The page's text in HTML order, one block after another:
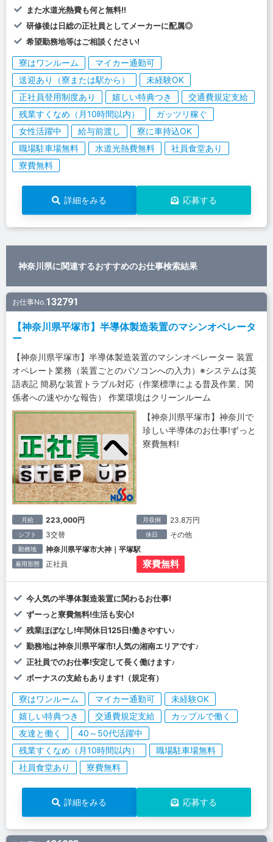
また水道光熱費も何と無料!!
研修後は日総の正社員としてメーカーに配属◎
希望勤務地等はご相談ください!
寮はワンルーム
マイカー通勤可
送迎あり（寮または駅から）
未経験OK
正社員登用制度あり
嬉しい特典つき
交通費規定支給
残業すくなめ（月10時間以内）
ガッツリ稼ぐ
女性活躍中
給与前渡し
寮に車持込OK
職場駐車場無料
水道光熱費無料
社員食堂あり
寮費無料
詳細をみる 応募する
神奈川県に関連するおすすめのお仕事検索結果
お仕事No.132791
【神奈川県平塚市】半導体製造装置のマシンオペレータ
ー
【神奈川県平塚市】半導体製造装置のマシンオペレーター 装置
オペレート業務（装置ごとのパソコンへの入力）※システムは英
語表記 簡易な装置トラブル対応（作業標準による普及作業、関
係者への速やかな報告） 作業環境はクリーンルーム
【神奈川県平塚市】神奈川で
珍しい半導体のお仕事!ずっと
寮費無料!
月給 223,000円 月収例 23.8万円
シフト 3交替 休日 その他
勤務地 神奈川県平塚市大神｜平塚駅
雇用形態 正社員 寮費無料
今人気の半導体製造装置に関わるお仕事!
ずーっと寮費無料!生活も安心!
残業ほぼなし!年間休日125日!働きやすい♪
勤務地は神奈川県平塚市!人気の湘南エリアです♪
正社員でのお仕事!安定して長く働けます♪
ボーナスの支給もあります!（規定有）
寮はワンルーム マイカー通勤可
未経験OK
嬉しい特典つき
交通費規定支給
カップルで働く
友達と働く
40～50代活躍中
残業すくなめ（月10時間以内）
職場駐車場無料
社員食堂あり
寮費無料
詳細をみる 応募する